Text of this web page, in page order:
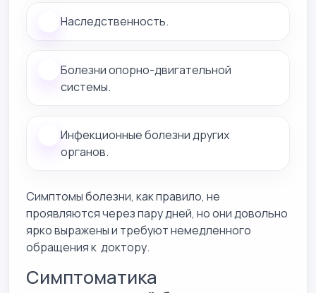
Наследственность.
Болезни опорно-двигательной
системы.
Инфекционные болезни других
органов.
Симптомы болезни, как правило, не
проявляются через пару дней, но они довольно
ярко выражены и требуют немедленного
обращения к доктору.
Симптоматика